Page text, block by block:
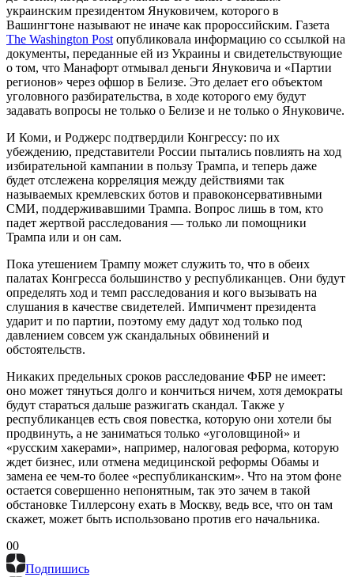
украинским президентом Януковичем, которого в
Вашингтоне называют не иначе как пророссийским. Газета
The Washington Post опубликовала информацию со ссылкой на
документы, переданные ей из Украины и свидетельствующие
о том, что Манафорт отмывал деньги Януковича и «Партии
регионов» через офшор в Белизе. Это делает его объектом
уголовного разбирательства, в ходе которого ему будут
задавать вопросы не только о Белизе и не только о Януковиче.
И Коми, и Роджерс подтвердили Конгрессу: по их
убеждению, представители России пытались повлиять на ход
избирательной кампании в пользу Трампа, и теперь даже
будет отслежена корреляция между действиями так
называемых кремлевских ботов и правоконсервативными
СМИ, поддерживавшими Трампа. Вопрос лишь в том, кто
падет жертвой расследования — только ли помощники
Трампа или и он сам.
Пока утешением Трампу может служить то, что в обеих
палатах Конгресса большинство у республиканцев. Они будут
определять ход и темп расследования и кого вызывать на
слушания в качестве свидетелей. Импичмент президента
ударит и по партии, поэтому ему дадут ход только под
давлением совсем уж скандальных обвинений и
обстоятельств.
Никаких предельных сроков расследование ФБР не имеет:
оно может тянуться долго и кончиться ничем, хотя демократы
будут стараться дальше разжигать скандал. Также у
республиканцев есть своя повестка, которую они хотели бы
продвинуть, а не заниматься только «уголовщиной» и
«русским хакерами», например, налоговая реформа, которую
ждет бизнес, или отмена медицинской реформы Обамы и
замена ее чем-то более «республиканским». Что на этом фоне
остается совершенно непонятным, так это зачем в такой
обстановке Тиллерсону ехать в Москву, ведь все, что он там
скажет, может быть использовано против его начальника.
00
Подпишись